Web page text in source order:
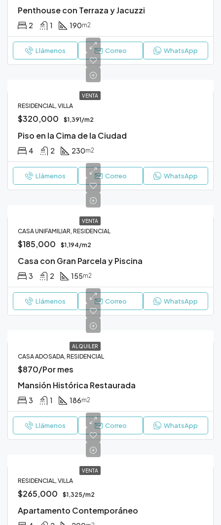
Penthouse con Terraza y Jacuzzi
2 1 190m2
Llámenos Correo WhatsApp
VENTA
RESIDENCIAL, VILLA
$320,000 $1,391/m2
Piso en la Cima de la Ciudad
4 2 230m2
Llámenos Correo WhatsApp
VENTA
CASA UNIFAMILIAR, RESIDENCIAL
$185,000 $1,194/m2
Casa con Gran Parcela y Piscina
3 2 155m2
Llámenos Correo WhatsApp
ALQUILER
CASA ADOSADA, RESIDENCIAL
$870/Por mes
Mansión Histórica Restaurada
3 1 186m2
Llámenos Correo WhatsApp
VENTA
RESIDENCIAL, VILLA
$265,000 $1,325/m2
Apartamento Contemporáneo